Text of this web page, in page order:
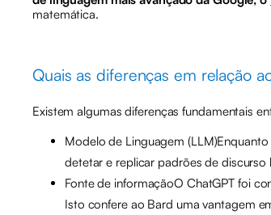
matemática.
Quais as diferenças em relação
Existem algumas diferenças fundamentais
Modelo de Linguagem
detetar e replicar padrões de
Fonte de informaçãoO ChatGPT foi
Isto confere ao Bard uma vantagem